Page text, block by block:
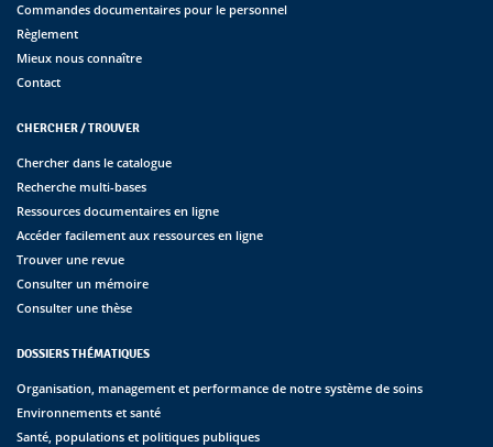
Commandes documentaires pour le personnel
Règlement
Mieux nous connaître
Contact
CHERCHER / TROUVER
Chercher dans le catalogue
Recherche multi-bases
Ressources documentaires en ligne
Accéder facilement aux ressources en ligne
Trouver une revue
Consulter un mémoire
Consulter une thèse
DOSSIERS THÉMATIQUES
Organisation, management et performance de notre système de soins
Environnements et santé
Santé, populations et politiques publiques